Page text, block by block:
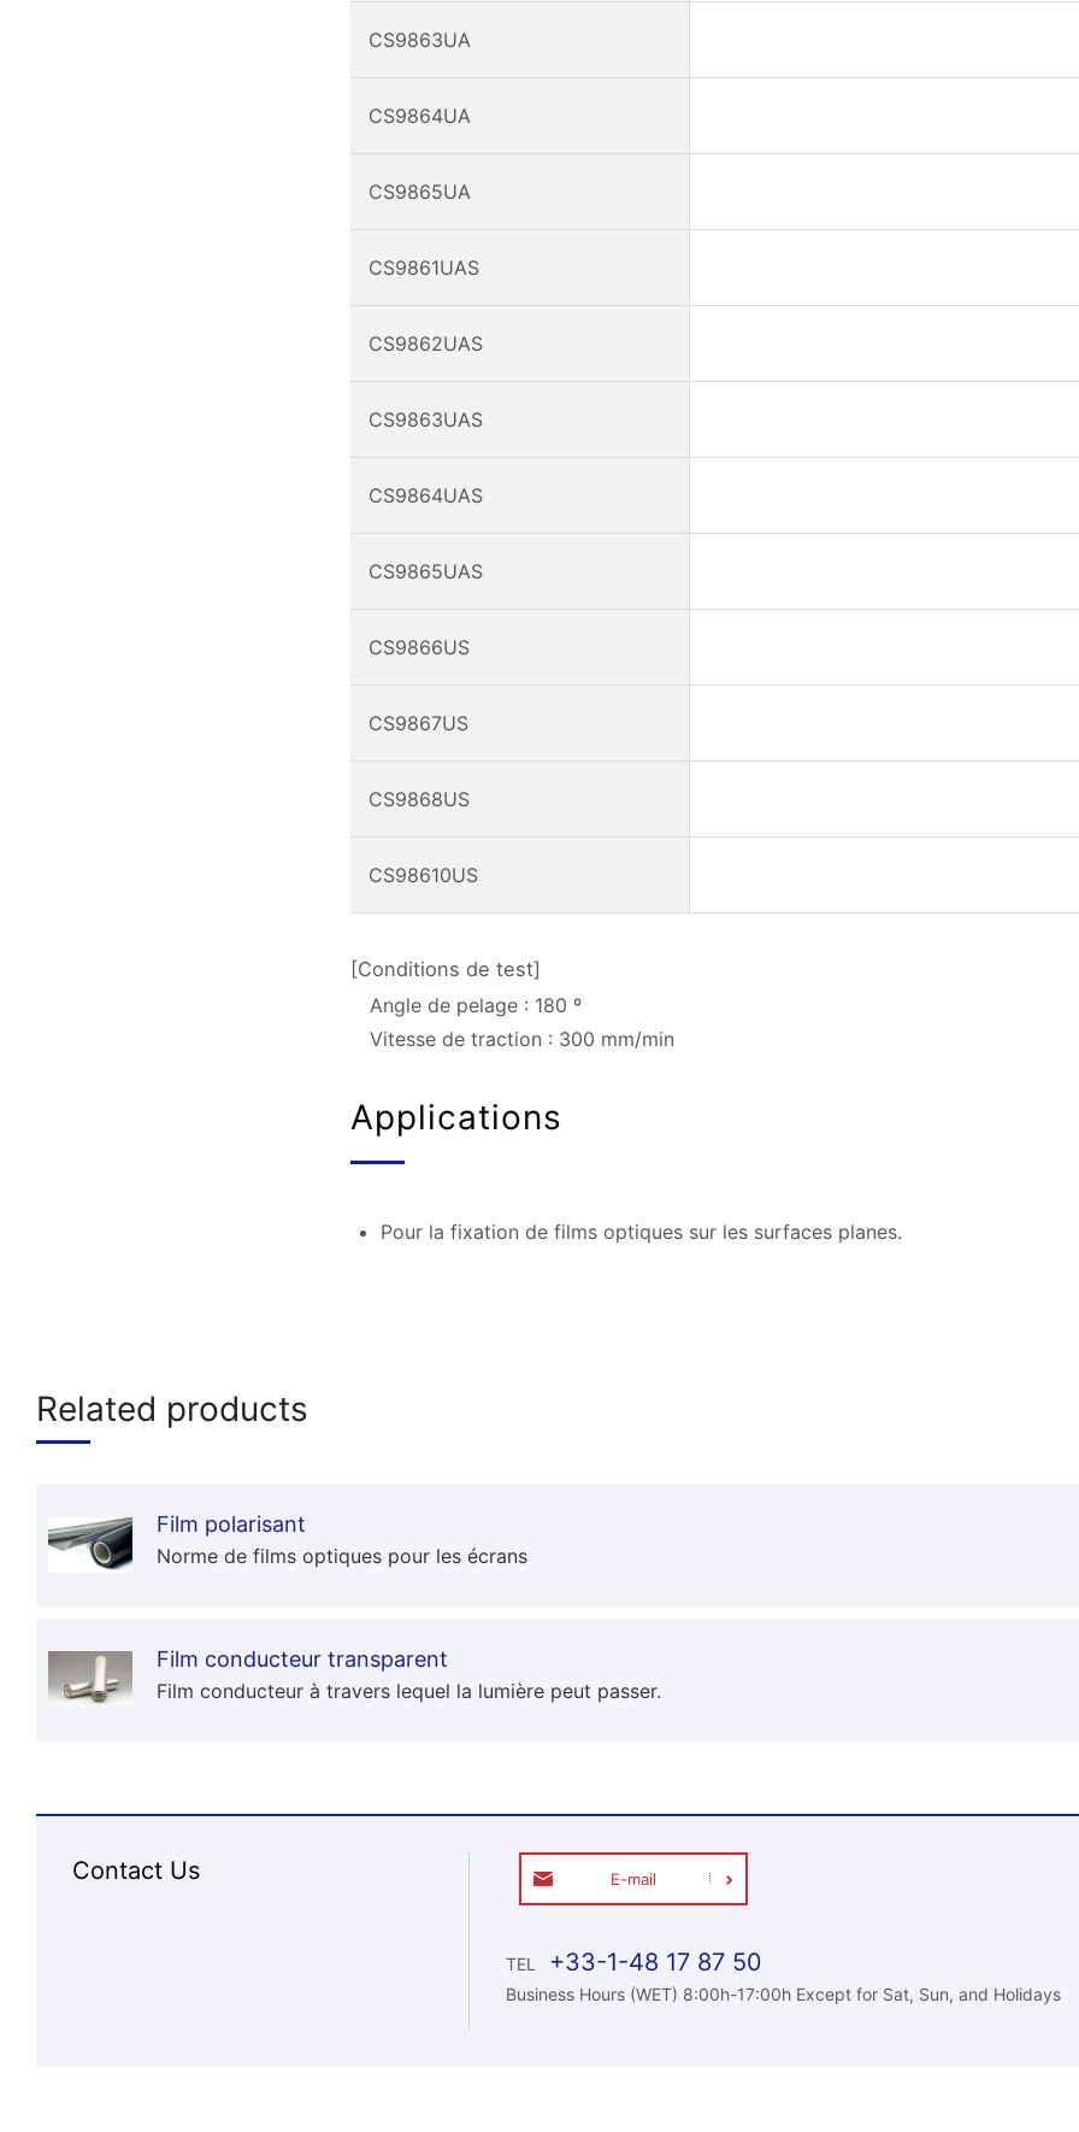
CS9863UA
CS9864UA
CS9865UA
CS9861UAS
CS9862UAS
CS9863UAS
CS9864UAS
CS9865UAS
CS9866US
CS9867US
CS9868US
CS98610US
[Conditions de test]
Angle de pelage : 180 º
Vitesse de traction : 300 mm/min
Applications
Pour la fixation de films optiques sur les surfaces planes.
Related products
Film polarisant
Norme de films optiques pour les écrans
Film conducteur transparent
Film conducteur à travers lequel la lumière peut passer.
Contact Us E-mail
TEL +33-1-48 17 87 50
Business Hours (WET) 8:00h-17:00h Except for Sat, Sun, and Holidays